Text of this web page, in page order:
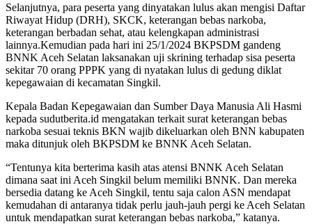
Selanjutnya, para peserta yang dinyatakan lulus akan mengisi Daftar
Riwayat Hidup (DRH), SKCK, keterangan bebas narkoba,
keterangan berbadan sehat, atau kelengkapan administrasi
lainnya.Kemudian pada hari ini 25/1/2024 BKPSDM gandeng
BNNK Aceh Selatan laksanakan uji skrining terhadap sisa peserta
sekitar 70 orang PPPK yang di nyatakan lulus di gedung diklat
kepegawaian di kecamatan Singkil.
Kepala Badan Kepegawaian dan Sumber Daya Manusia Ali Hasmi
kepada sudutberita.id mengatakan terkait surat keterangan bebas
narkoba sesuai teknis BKN wajib dikeluarkan oleh BNN kabupaten
maka ditunjuk oleh BKPSDM ke BNNK Aceh Selatan.
“Tentunya kita berterima kasih atas atensi BNNK Aceh Selatan
dimana saat ini Aceh Singkil belum memiliki BNNK. Dan mereka
bersedia datang ke Aceh Singkil, tentu saja calon ASN mendapat
kemudahan di antaranya tidak perlu jauh-jauh pergi ke Aceh Selatan
untuk mendapatkan surat keterangan bebas narkoba,” katanya.